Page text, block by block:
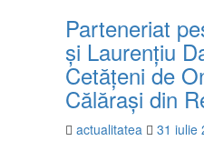
Parteneriat
și Laurențiu
Cetățeni de
Călărași din
actualitatea 31 iulie